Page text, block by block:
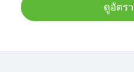
ดูอัตร